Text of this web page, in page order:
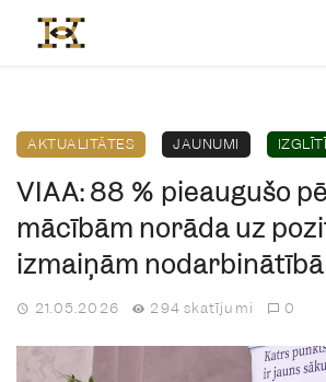
AKTUALITĀTES JAUNUMI
VIAA: 88 % pieaugušo
mācībām norāda uz
izmaiņām nodarbinātībā
21.05.2026 294 skatījumi 0